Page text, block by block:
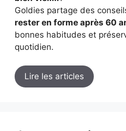
Goldies partage des
rester en forme après 60
bonnes habitudes et
quotidien.
Lire les articles